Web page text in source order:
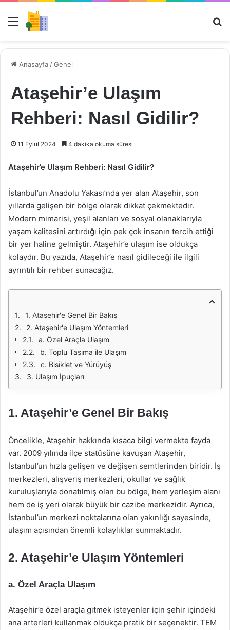
Menü
Anasayfa /Genel
Ataşehir’e Ulaşım
Rehberi: Nasıl Gidilir?
11 Eylül 2024 4 dakika okuma süresi
Ataşehir’e Ulaşım Rehberi: Nasıl Gidilir?
İstanbul’un Anadolu Yakası’nda yer alan Ataşehir, son
yıllarda gelişen bir bölge olarak dikkat çekmektedir.
Modern mimarisi, yeşil alanları ve sosyal olanaklarıyla
yaşam kalitesini artırdığı için pek çok insanın tercih ettiği
bir yer haline gelmiştir. Ataşehir’e ulaşım ise oldukça
kolaydır. Bu yazıda, Ataşehir’e nasıl gidileceği ile ilgili
ayrıntılı bir rehber sunacağız.
1. Ataşehir'e Genel Bir Bakış
2. Ataşehir'e Ulaşım Yöntemleri
a. Özel Araçla Ulaşım
b. Toplu Taşıma ile Ulaşım
c. Bisiklet ve Yürüyüş
3. Ulaşım İpuçları
1. Ataşehir’e Genel Bir Bakış
Öncelikle, Ataşehir hakkında kısaca bilgi vermekte fayda
var. 2009 yılında ilçe statüsüne kavuşan Ataşehir,
İstanbul’un hızla gelişen ve değişen semtlerinden biridir. İş
merkezleri, alışveriş merkezleri, okullar ve sağlık
kuruluşlarıyla donatılmış olan bu bölge, hem yerleşim alanı
hem de iş yeri olarak büyük bir cazibe merkezidir. Ayrıca,
İstanbul’un merkezi noktalarına olan yakınlığı sayesinde,
ulaşım açısından önemli kolaylıklar sunmaktadır.
2. Ataşehir’e Ulaşım Yöntemleri
a. Özel Araçla Ulaşım
Ataşehir’e özel araçla gitmek isteyenler için şehir içindeki
ana arterleri kullanmak oldukça pratik bir seçenektir. TEM